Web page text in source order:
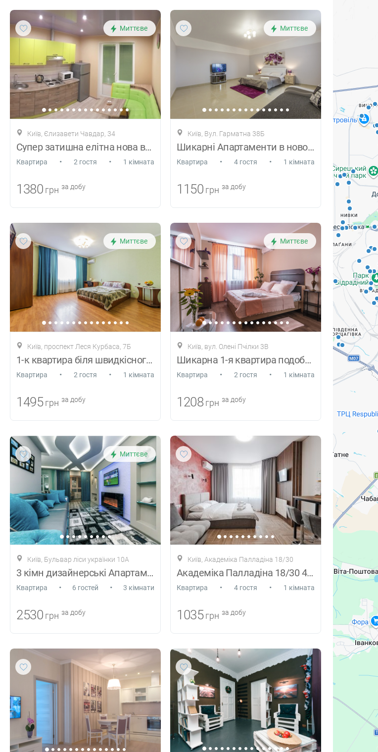
Миттєве
Київ, Єлизавети Чавдар, 34
Супер затишна елітна нова видова
Квартира • 2 гостя • 1 кімната
1380 грн за добу
Миттєве
Київ, Вул. Гарматна 38Б
Шикарні Апартаменти в новому будинку
Квартира • 4 гостя • 1 кімната
1150 грн за добу
Миттєве
Київ, проспект Леся Курбаса, 7Б
1-к квартира біля швидкісного трамвая
Квартира • 2 гостя • 1 кімната
1495 грн за добу
Миттєве
Київ, вул. Олені Пчілки 3В
Шикарна 1-я квартира подобово. Позняки
Квартира • 2 гостя • 1 кімната
1208 грн за добу
Миттєве
Київ, Бульвар ліси українки 10А
3 кімн дизайнерські Апартаменти в центрі
Квартира • 6 гостей • 3 кімнати
2530 грн за добу
Київ, Академіка Палладіна 18/30
Академіка Палладіна 18/30 44/1
Квартира • 4 гостя • 1 кімната
1035 грн за добу